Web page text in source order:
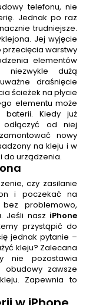
telefonu, nie
Jednak po raz
trudniejsze.
Jej wyjęcie
warstwy
elementów
niezwykle dużą
draśnięcie
ścieżek na płycie
elementu może
baterii. Kiedy już
od niej
nowy
na kleju i w
do urządzenia.
czy zasilanie
i poczekać na
problemowo,
Jeśli nasz iPhone
przystąpić do
jednak pytanie –
kleju? Zalecana
nie pozostawia
obudowy zawsze
Zapewnia to